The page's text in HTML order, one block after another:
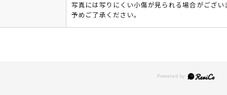
写真には写りにくい小傷が見られる場合がござい
予めご了承ください。